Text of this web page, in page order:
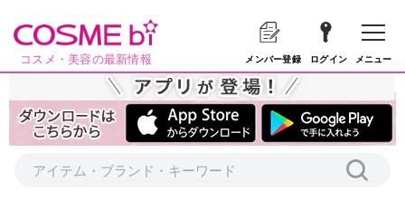
コスメ・美容の最新情報 メンバー登録 ログイン メニュー